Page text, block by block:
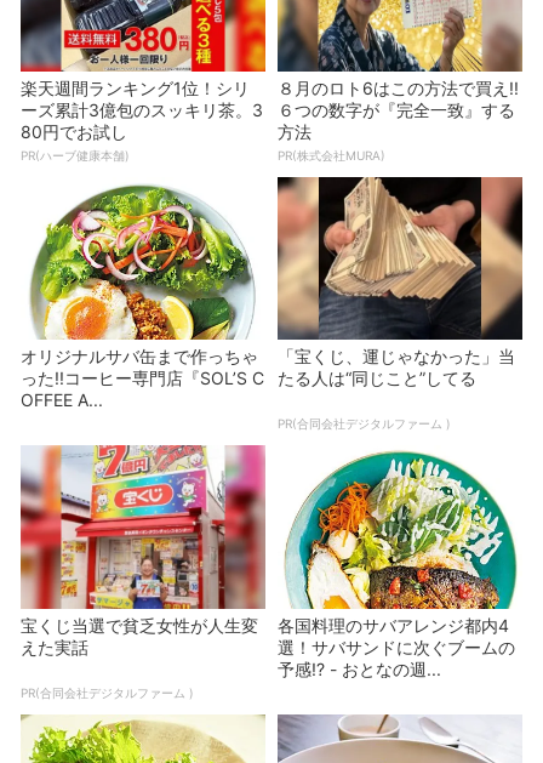
楽天週間ランキング1位！シリ
ーズ累計3億包のスッキリ茶。3
80円でお試し
PR(ハーブ健康本舗)
８月のロト6はこの方法で買え!!
６つの数字が『完全一致』する
方法
PR(株式会社MURA)
オリジナルサバ缶まで作っちゃ
った!!コーヒー専門店『SOL’S C
OFFEE A...
「宝くじ、運じゃなかった」当
たる人は“同じこと”してる
PR(合同会社デジタルファーム )
宝くじ当選で貧乏女性が人生変
えた実話
PR(合同会社デジタルファーム )
各国料理のサバアレンジ都内4
選！サバサンドに次ぐブームの
予感!? - おとなの週...